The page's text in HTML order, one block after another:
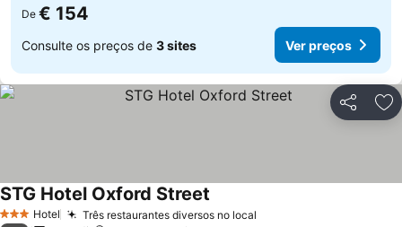
De € 154
Consulte os preços de 3 sites Ver preços
Partilhar
3 EstrelasHotel Três restaurantes diversos no local
STG Hotel Oxford Street